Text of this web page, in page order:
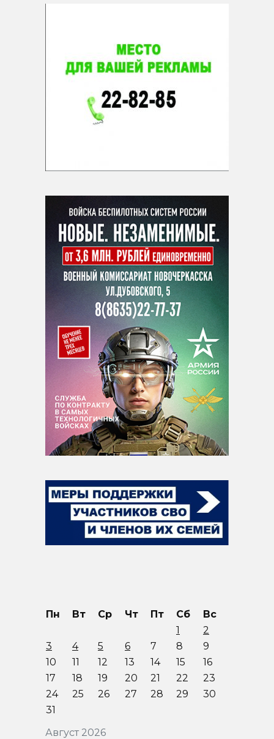
Август 2026
Пн Вт Ср Чт Пт Сб
Вс
1
2
3
4 5 6 7 8
9
10
11 12 13 14 15
16
17
18 19 20 21 22
23
24
25 26 27 28 29
30
31